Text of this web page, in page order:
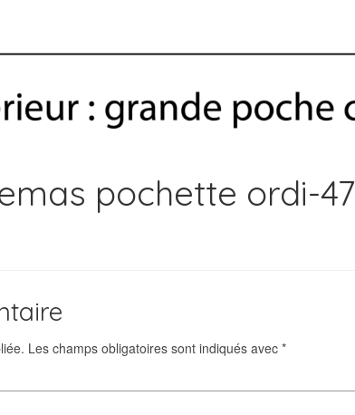
pochette ordi-47
Les champs obligatoires sont indiqués avec *